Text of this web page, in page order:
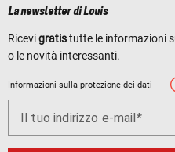
La newsletter di Louis
Ricevigratistutte le informazioni
o le novità interessanti.
Informazioni sulla protezione dei dati
Il tuo indirizzo e-mail